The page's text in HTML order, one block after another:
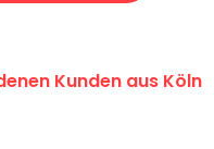
Kunden aus Köln